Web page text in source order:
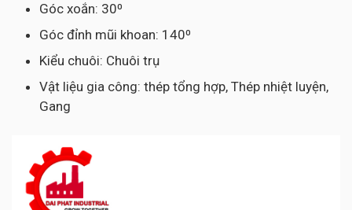
Góc xoắn: 30⁰
Góc đỉnh mũi khoan: 140⁰
Kiểu chuôi: Chuôi trụ
Vật liệu gia công: thép tổng hợp, Thép nhiệt luyện,
Gang